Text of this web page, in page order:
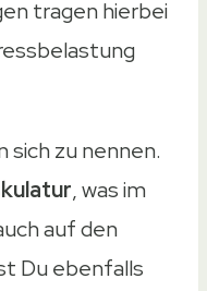
tragen hierbei
sich zu nennen.
, was im
auf den
Du ebenfalls